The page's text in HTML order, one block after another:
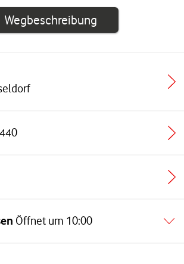
WegbeschreibungLink öffnet in
neuen Tab
Öffnet um 10:00